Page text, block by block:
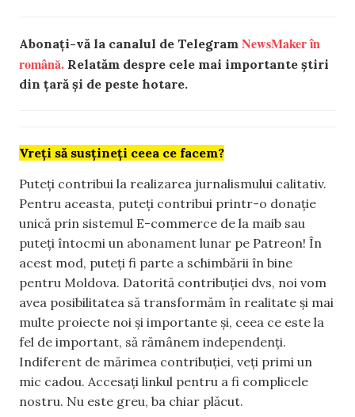
Abonați-vă la canalul de Telegram NewsMaker în
română. Relatăm despre cele mai importante știri
din țară și de peste hotare.
Vreți să susțineți ceea ce facem?
Puteți contribui la realizarea jurnalismului calitativ.
Pentru aceasta, puteți contribui printr-o donație
unică prin sistemul E-commerce de la maib sau
puteți întocmi un abonament lunar pe Patreon! În
acest mod, puteți fi parte a schimbării în bine
pentru Moldova. Datorită contribuției dvs, noi vom
avea posibilitatea să transformăm în realitate și mai
multe proiecte noi și importante și, ceea ce este la
fel de important, să rămânem independenți.
Indiferent de mărimea contribuției, veți primi un
mic cadou. Accesați linkul pentru a fi complicele
nostru. Nu este greu, ba chiar plăcut.